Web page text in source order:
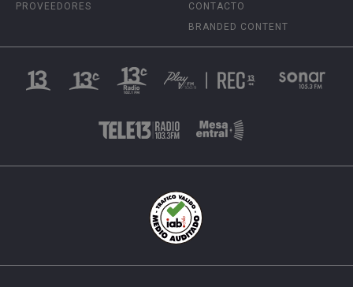
PROVEEDORES
CONTACTO
BRANDED CONTENT